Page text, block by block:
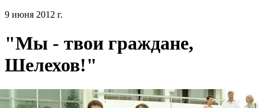
9 июня 2012 г.
"Мы - твои граждане,
Шелехов!"